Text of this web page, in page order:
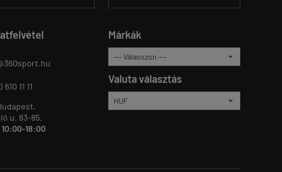
11 11
u. 83-85.
10:00-18:00
Márkák
Valuta választás